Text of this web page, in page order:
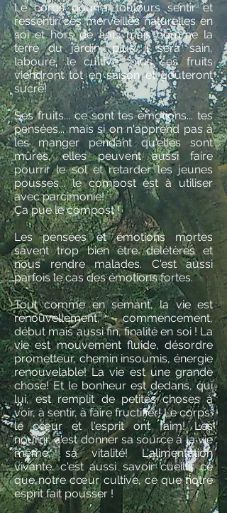
Le corps pourra toujours sentir et
ressentir ces merveilles naturelles en
soi et hors de soi... mais comme la
terre du jardin, plus il sera sain,
labouré, le cultivé, plus ses fruits
viendront tôt en saison et goûteront
sucré!
Ses fruits... ce sont tes émotions... tes
pensées... mais si on n'apprend pas à
les manger pendant qu'elles sont
mûres, elles peuvent aussi faire
pourrir le sol et retarder les jeunes
pousses... le compost est à utiliser
avec parcimonie!
Ça pue le compost !
Les pensées et émotions mortes
savent trop bien être délétères et
nous rendre malades. C'est aussi
parfois le cas des émotions fortes.
Tout comme en semant, la vie est
renouvellement, commencement,
début mais aussi fin, finalité en soi ! La
vie est mouvement fluide, désordre
prometteur, chemin insoumis, énergie
renouvelable! La vie est une grande
chose! Et le bonheur est dedans, qui
lui, est remplit de petites choses à
voir, à sentir, à faire fructifier! Le corps,
le cœur et l'esprit ont faim! Les
nourrir, c'est donner sa source à la vie
même, sa vitalité! L'alimentation
vivante, c'est aussi savoir cueillir ce
que notre cœur cultive, ce que notre
esprit fait pousser !